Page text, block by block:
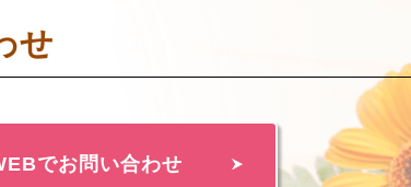
せ
でお問い合わせ